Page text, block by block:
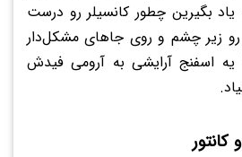
بگیرین چطور کانسیلر رو درست
رو زیر چشم و روی جاهای مشکل‌دار
اسفنج آرایشی به آرومی فیدش
کانتور